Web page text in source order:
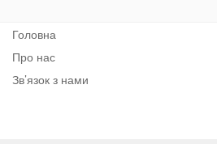
Головна
Про нас
Зв’язок з нами